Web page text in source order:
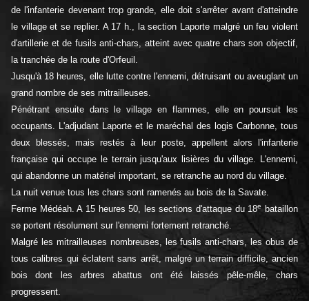
de l'infanterie devenant trop grande, elle doit s'arrêter avant d'atteindre
le village et se replier. A 17 h., la section Laporte malgré un feu violent
d'artillerie et de fusils anti-chars, atteint avec quatre chars son objectif,
la tranchée de la route d'Orfeuil.
Jusqu'à 18 heures, elle lutte contre l'ennemi, détruisant ou aveuglant un
grand nombre de ses mitrailleuses.
Pénétrant ensuite dans le village en flammes, elle en poursuit les
occupants. L'adjudant Laporte et le maréchal des logis Carbonne, tous
deux blessés, mais restés à leur poste, appellent alors l'infanterie
française qui occupe le terrain jusqu'aux lisières du village. L'ennemi,
qui abandonne un matériel important, se retranche au nord du village.
La nuit venue tous les chars sont ramenés au bois de la Savate.
Ferme Médéah. A 15 heures 50, les sections d'attaque du 18e
bataillon
se portent résolument sur l'ennemi fortement retranché.
Malgré les mitrailleuses nombreuses, les fusils anti-chars, les obus de
tous calibres qui éclatent sans arrêt, malgré un terrain difficile, ancien
bois dont les arbres abattus ont été laissés pêle-mêle, chars
progressent.